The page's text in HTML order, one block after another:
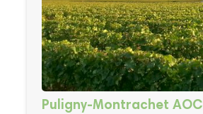
Puligny-Montrachet AOC